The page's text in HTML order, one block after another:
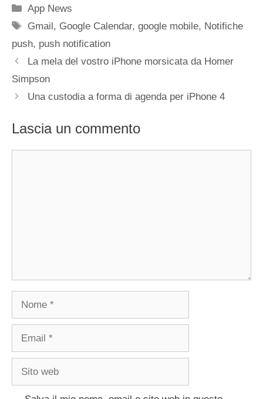
Categorie
App News
Tag
Gmail, Google Calendar,google mobile, Notifiche
push, push notification
La mela del vostro iPhone morsicata da Homer
Simpson
Una custodia a forma di agenda per iPhone 4
Lascia un commento
Nome
Email
Sito